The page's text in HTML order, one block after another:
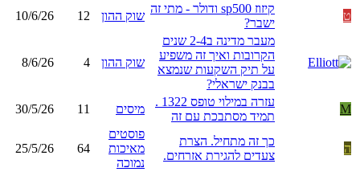
ט
קיזוז sp500 ודולר - מתי זה
ישבר?
שוק ההון 12
10/6/26
מעבר מדינה ב2-4 שנים
הקרובות ואיך זה משפיע
על תיק השקעות שנמצא
בבנק ישראלי?
שוק ההון 4
8/6/26
M
עזרה במילוי טופס 1322 .
תמיד מסתבכת עם זה
מיסים 11
30/5/26
ה
כך זה מתחיל. הצרת
צעדים להגירת אזרחים.
פוסטים
מאיכות
נמוכה
64
25/5/26